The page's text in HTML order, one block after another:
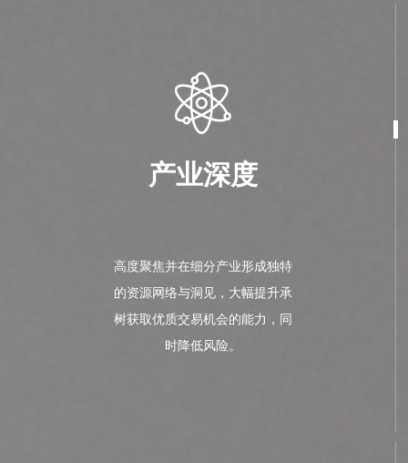
产业深度
高度聚焦并在细分产业形成独特
的资源网络与洞见，大幅提升承
树获取优质交易机会的能力，同
时降低风险。